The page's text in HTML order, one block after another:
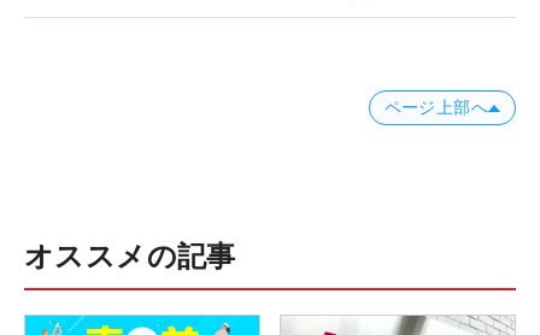
ページ上部へ
オススメの記事